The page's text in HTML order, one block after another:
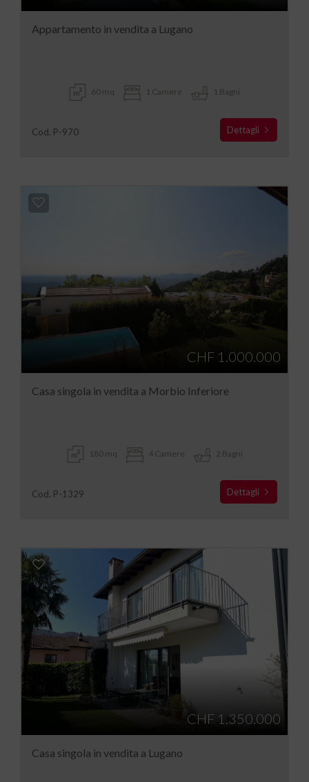
Appartamento in vendita a Lugano
60 mq 1 Camere 1 Bagni
Cod. P-970 Dettagli
CHF 1.000.000
Casa singola in vendita a Morbio Inferiore
180 mq 4 Camere 2 Bagni
Cod. P-1329 Dettagli
CHF 1.350.000
Casa singola in vendita a Lugano